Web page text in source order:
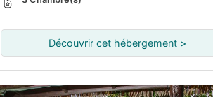
Découvrir cet hébergement >